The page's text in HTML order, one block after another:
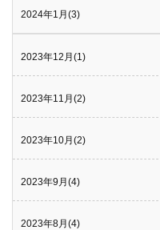
2024年1月(3)
2023年12月(1)
2023年11月(2)
2023年10月(2)
2023年9月(4)
2023年8月(4)